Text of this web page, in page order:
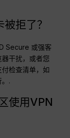
拒了？
Secure 或强客
干扰，或者您
检查清单，如
.
使用VPN